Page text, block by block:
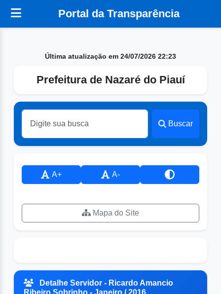
Portal da Transparência
Última atualização em 24/07/2026 22:23
Prefeitura de Nazaré do Piauí
Buscar
A+ A-
Mapa do Site
Detalhe Servidor - Ricardo Amancio